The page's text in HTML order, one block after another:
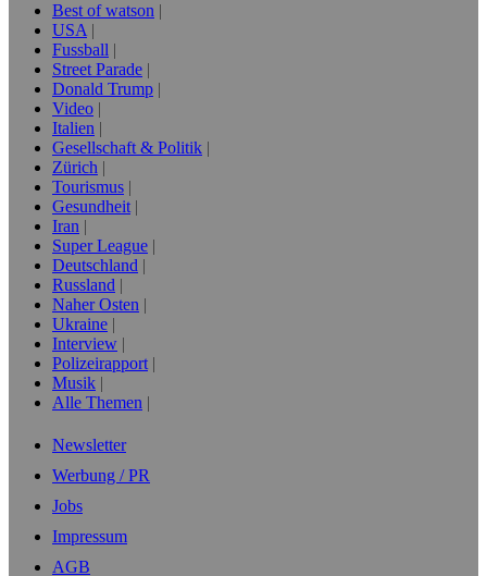
Best of watson
USA
Fussball
Street Parade
Donald Trump
Video
Italien
Gesellschaft & Politik
Zürich
Tourismus
Gesundheit
Iran
Super League
Deutschland
Russland
Naher Osten
Ukraine
Interview
Polizeirapport
Musik
Alle Themen
Newsletter
Werbung / PR
Jobs
Impressum
AGB